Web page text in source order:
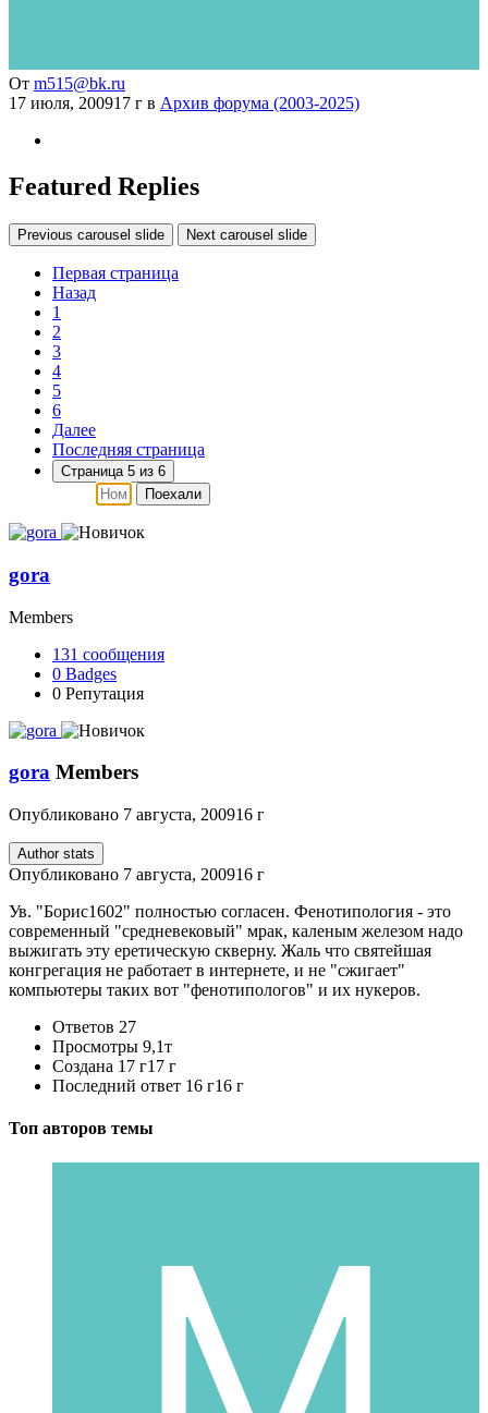
От m515@bk.ru
17 июля, 200917 г в Архив форума (2003-2025)
Featured Replies
Previous carousel slide Next carousel slide
Первая страница
Назад
1
2
3
4
5
6
Далее
Последняя страница
Страница 5 из 6
Поехали
gora
Members
131 сообщения
0 Badges
0 Репутация
gora Members
Опубликовано 7 августа, 200916 г
Author stats
Опубликовано 7 августа, 200916 г
Ув. "Борис1602" полностью согласен. Фенотипология - это
современный "средневековый" мрак, каленым железом надо
выжигать эту еретическую скверну. Жаль что святейшая
конгрегация не работает в интернете, и не "сжигает"
компьютеры таких вот "фенотипологов" и их нукеров.
Ответов 27
Просмотры 9,1т
Создана 17 г17 г
Последний ответ 16 г16 г
Топ авторов темы